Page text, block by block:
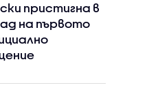
пристигна в
на първото